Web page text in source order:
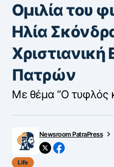
Ομιλία του
Ηλία
Χριστιανική
Πατρών
Με θέμα “Ο τυφλός
Newsroom PatraPress
Life